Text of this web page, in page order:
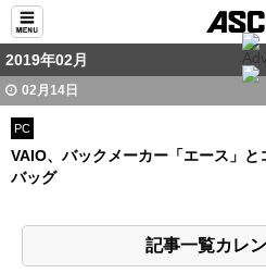
2019年02月
02月14日
PC
VAIO、バックメーカー「エース」
バッグ
記事一覧カレ